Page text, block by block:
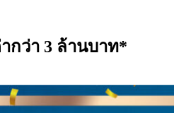
กว่า 3 ล้านบาท*